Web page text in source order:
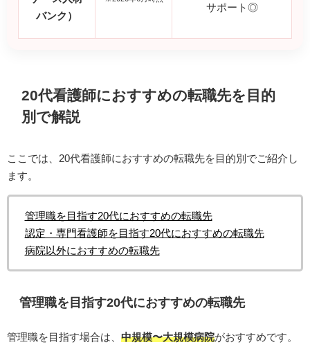
バンク）
サポート◎
20代看護師におすすめの転職先を目的
別で解説
ここでは、20代看護師におすすめの転職先を目的別でご紹介し
ます。
管理職を目指す20代におすすめの転職先
認定・専門看護師を目指す20代におすすめの転職先
病院以外におすすめの転職先
管理職を目指す20代におすすめの転職先
管理職を目指す場合は、 中規模〜大規模病院がおすすめです。